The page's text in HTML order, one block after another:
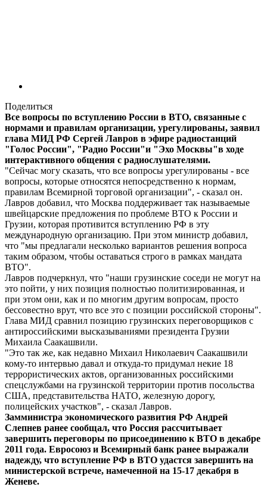
Поделиться
Все вопросы по вступлению России в ВТО, связанные с
нормами и правилам организации, урегулированы, заявил
глава МИД РФ Сергей Лавров в эфире радиостанций
"Голос России", "Радио России"и "Эхо Москвы"в ходе
интерактивного общения с радиослушателями.
"Сейчас могу сказать, что все вопросы урегулированы - все
вопросы, которые относятся непосредственно к нормам,
правилам Всемирной торговой организации", - сказал он.
Лавров добавил, что Москва поддерживает так называемые
швейцарские предложения по проблеме ВТО к России и
Грузии, которая противится вступлению РФ в эту
международную организацию. При этом министр добавил,
что "мы предлагали несколько вариантов решения вопроса
таким образом, чтобы оставаться строго в рамках мандата
ВТО".
Лавров подчеркнул, что "наши грузинские соседи не могут на
это пойти, у них позиция полностью политизированная, и
при этом они, как и по многим другим вопросам, просто
бессовестно врут, что все это с позиции российской стороны".
Глава МИД сравнил позицию грузинских переговорщиков с
антироссийскими высказываниями президента Грузии
Михаила Саакашвили.
"Это так же, как недавно Михаил Николаевич Саакашвили
кому-то интервью давал и откуда-то придумал некие 18
террористических актов, организованных российскими
спецслужбами на грузинской территории против посольства
США, представительства НАТО, железную дорогу,
полицейских участков", - сказал Лавров.
Замминистра экономического развития РФ Андрей
Слепнев ранее сообщал, что Россия рассчитывает
завершить переговоры по присоединению к ВТО в декабре
2011 года. Евросоюз и Всемирный банк ранее выражали
надежду, что вступление РФ в ВТО удастся завершить на
министерской встрече, намеченной на 15-17 декабря в
Женеве.